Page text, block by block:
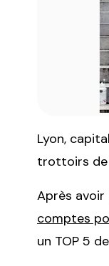
Lyon,
trottoirs de
Après avoir
comptes
un TOP 5